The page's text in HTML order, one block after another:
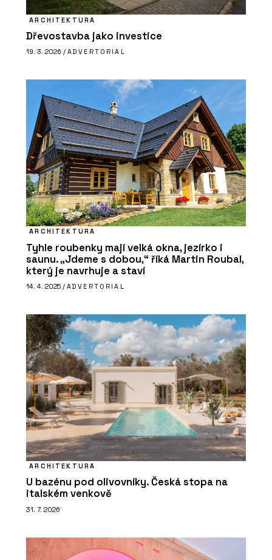
ARCHITEKTURA
Dřevostavba jako investice
19. 3. 2026 / ADVERTORIAL
ARCHITEKTURA
Tyhle roubenky mají velká okna, jezírko i
saunu. „Jdeme s dobou,“ říká Martin Roubal,
který je navrhuje a staví
14. 4. 2025 / ADVERTORIAL
ARCHITEKTURA
U bazénu pod olivovníky. Česká stopa na
italském venkově
31. 7. 2026